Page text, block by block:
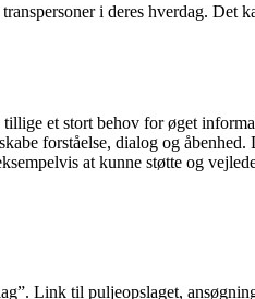
i deres hverdag.
et stort behov for øget
forståelse, dialog og
at kunne støtte og
Link til puljeopslaget,